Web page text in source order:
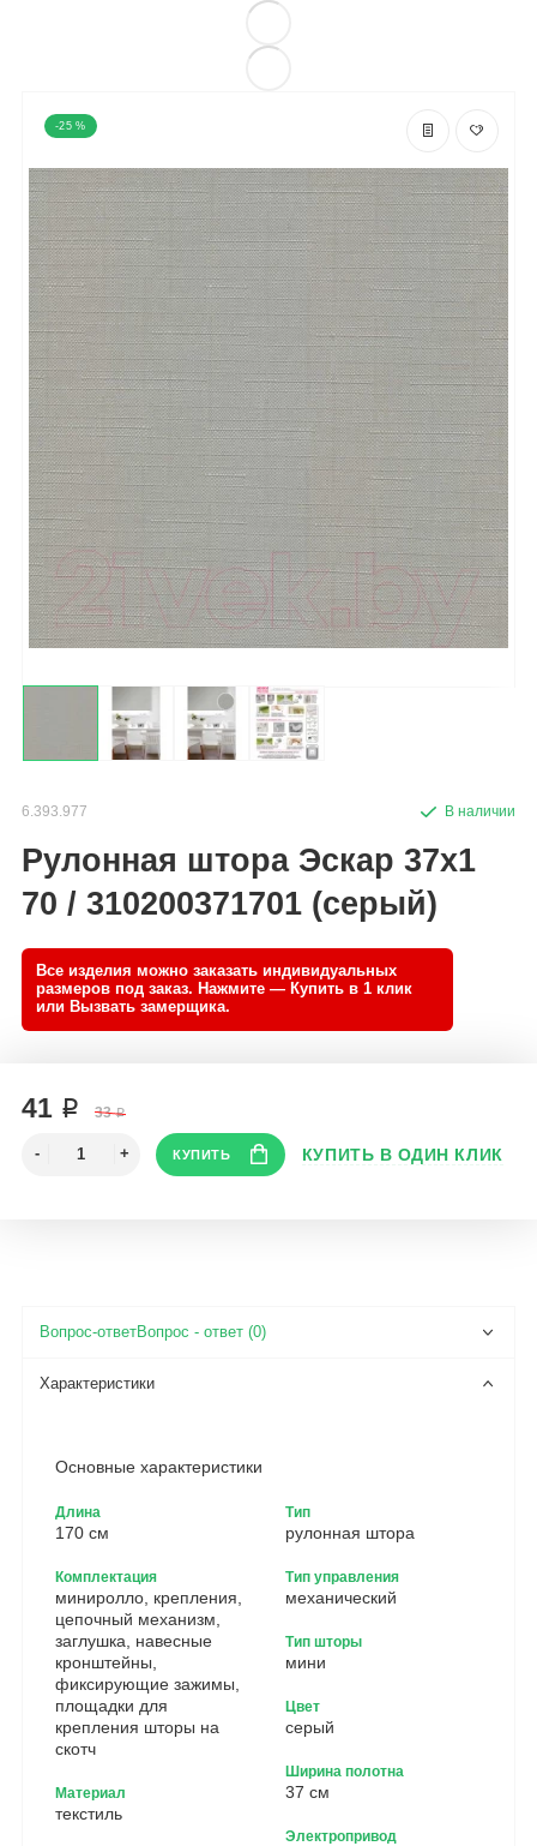
-25 %
6.393.977
Рулонная штора Эскар 37x1
70 / 310200371701 (серый)
41 ₽ 33 ₽
Вопрос - ответ (0)
Основные характеристики
Длина
170 см
Комплектация
миниролло, крепления,
цепочный механизм,
заглушка, навесные
кронштейны,
фиксирующие зажимы,
площадки для
крепления шторы на
скотч
Материал
текстиль
Тип
рулонная штора
Тип управления
механический
Тип шторы
мини
Цвет
серый
Ширина полотна
37 см
Электропривод